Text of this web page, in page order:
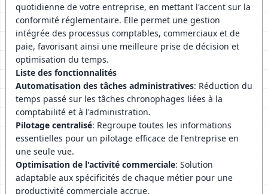
quotidienne de votre entreprise, en mettant l'accent sur la
conformité réglementaire. Elle permet une gestion
intégrée des processus comptables, commerciaux et de
paie, favorisant ainsi une meilleure prise de décision et
optimisation du temps.
Liste des fonctionnalités
Automatisation des tâches administratives: Réduction du
temps passé sur les tâches chronophages liées à la
comptabilité et à l'administration.
Pilotage centralisé: Regroupe toutes les informations
essentielles pour un pilotage efficace de l'entreprise en
une seule vue.
Optimisation de l'activité commerciale: Solution
adaptable aux spécificités de chaque métier pour une
productivité commerciale accrue.